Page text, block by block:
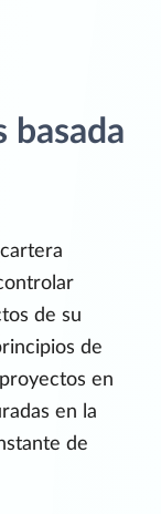
basada
de su
de
en
en la
de